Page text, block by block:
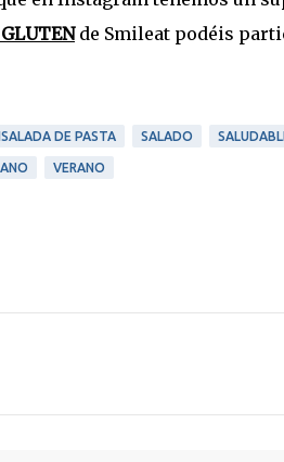
de Smileat podéis
DE PASTA SALADO
VERANO